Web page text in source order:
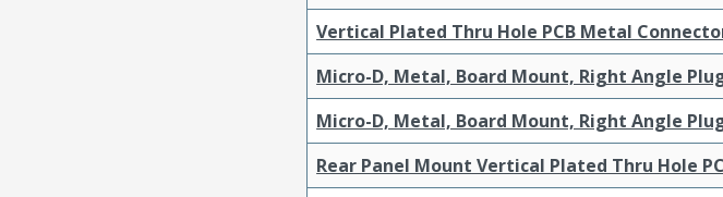
Vertical Plated Thru Hole PCB Metal
Micro-D, Metal, Board Mount, Right Angle
Micro-D, Metal, Board Mount, Right Angle
Rear Panel Mount Vertical Plated Thru Hole